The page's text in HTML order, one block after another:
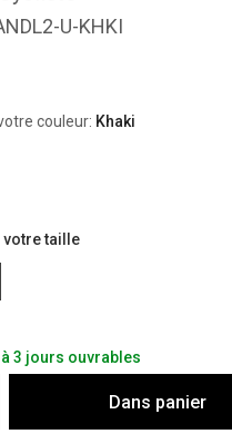
U-KHKI
couleur: Khaki
taille
3 jours ouvrables
Dans panier